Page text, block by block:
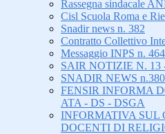
Rassegna sindacale
Cisl Scuola Roma e
Snadir news n. 382
Contratto Collettivo
Messaggio INPS n.
SAIR NOTIZIE N. 13
SNADIR NEWS
FENSIR INFORMA
ATA - DS - DSGA
INFORMATIVA SUL
DOCENTI DI